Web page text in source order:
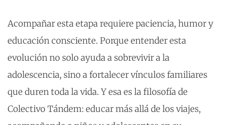
Acompañar esta etapa requiere paciencia, humor y
educación consciente. Porque entender esta
evolución no solo ayuda a sobrevivir a la
adolescencia, sino a fortalecer vínculos familiares
que duren toda la vida. Y esa es la filosofía de
Colectivo Tándem: educar más allá de los viajes,